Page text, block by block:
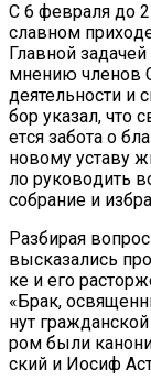
С 6 фев­ра­ля до
слав­ном
Глав­ной
мне­нию чле­нов
де­я­тель­но­сти и
бор ука­зал, что
ет­ся за­бо­та о
но­во­му уста­ву
ло ру­ко­во­дить
со­бра­ние и
Раз­би­рая
вы­ска­за­лись
ке и его
«Брак,
нут
ром бы­ли
ский и Иосиф